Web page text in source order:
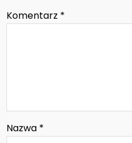
Komentarz *
Nazwa *